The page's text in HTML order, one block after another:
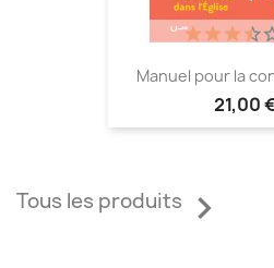
Manuel pour la
21,00
Tous les produits 